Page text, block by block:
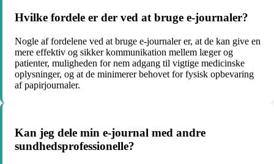
Hvilke fordele er der ved at bruge e-journaler?
Nogle af fordelene ved at bruge e-journaler er, at de kan give en
mere effektiv og sikker kommunikation mellem læger og
patienter, muligheden for nem adgang til vigtige medicinske
oplysninger, og at de minimerer behovet for fysisk opbevaring
af papirjournaler.
Kan jeg dele min e-journal med andre
sundhedsprofessionelle?